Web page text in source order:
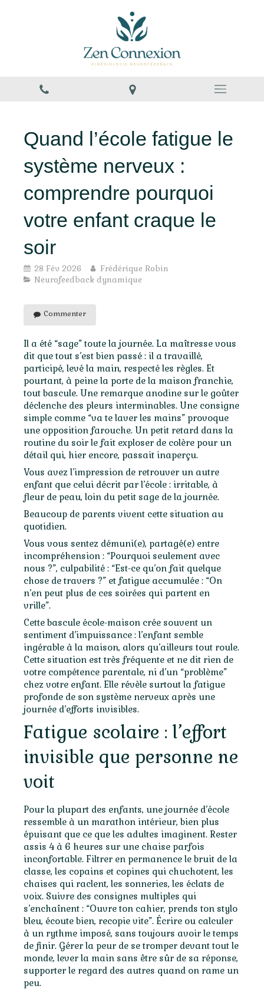
Quand l’école fatigue le
système nerveux :
comprendre pourquoi
votre enfant craque le
soir
28 Fév 2026
Frédérique Robin
Neurofeedback dynamique
Commenter
Il a été “sage” toute la journée. La maîtresse vous
dit que tout s’est bien passé : il a travaillé,
participé, levé la main, respecté les règles. Et
pourtant, à peine la porte de la maison franchie,
tout bascule. Une remarque anodine sur le goûter
déclenche des pleurs interminables. Une consigne
simple comme “va te laver les mains” provoque
une opposition farouche. Un petit retard dans la
routine du soir le fait exploser de colère pour un
détail qui, hier encore, passait inaperçu.
Vous avez l’impression de retrouver un autre
enfant que celui décrit par l’école : irritable, à
fleur de peau, loin du petit sage de la journée.
Beaucoup de parents vivent cette situation au
quotidien.
Vous vous sentez démuni(e), partagé(e) entre
incompréhension : “Pourquoi seulement avec
nous ?”, culpabilité : “Est-ce qu’on fait quelque
chose de travers ?” et fatigue accumulée : “On
n’en peut plus de ces soirées qui partent en
vrille”.
Cette bascule école-maison crée souvent un
sentiment d’impuissance : l’enfant semble
ingérable à la maison, alors qu’ailleurs tout roule.
Cette situation est très fréquente et ne dit rien de
votre compétence parentale, ni d’un “problème”
chez votre enfant. Elle révèle surtout la fatigue
profonde de son système nerveux après une
journée d’efforts invisibles.
Fatigue scolaire : l’effort
invisible que personne ne
voit
Pour la plupart des enfants, une journée d’école
ressemble à un marathon intérieur, bien plus
épuisant que ce que les adultes imaginent. Rester
assis 4 à 6 heures sur une chaise parfois
inconfortable. Filtrer en permanence le bruit de la
classe, les copains et copines qui chuchotent, les
chaises qui raclent, les sonneries, les éclats de
voix. Suivre des consignes multiples qui
s’enchaînent : “Ouvre ton cahier, prends ton stylo
bleu, écoute bien, recopie vite”. Écrire ou calculer
à un rythme imposé, sans toujours avoir le temps
de finir. Gérer la peur de se tromper devant tout le
monde, lever la main sans être sûr de sa réponse,
supporter le regard des autres quand on rame un
peu.